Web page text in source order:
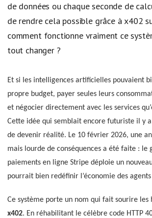
de données ou chaque seconde de
de rendre cela possible grâce à x402
comment fonctionne vraiment ce
tout changer ?
Et si les intelligences artificielles pouvaient
propre budget, payer seules leurs
et négocier directement avec les services
Cette idée qui semblait encore futuriste il y
de devenir réalité. Le 10 février 2026, une
mais lourde de conséquences a été faite : le
paiements en ligne Stripe déploie un
pourrait bien redéfinir l’économie des
Ce système porte un nom qui fait sourire les
x402. En réhabilitant le célèbre code HTTP